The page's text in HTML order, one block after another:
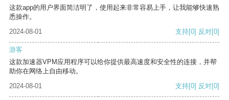
这款app的用户界面简洁明了，使用起来非常容易上手，让我能够快速熟
悉操作。
2024-08-01
支持[0] 反对[0]
游客
这款加速器VPM应用程序可以给你提供最高速度和安全性的连接，并帮
助你在网络上自由移动。
2024-08-01
支持[0] 反对[0]